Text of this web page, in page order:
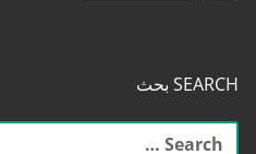
SEARCH بحث
البحث